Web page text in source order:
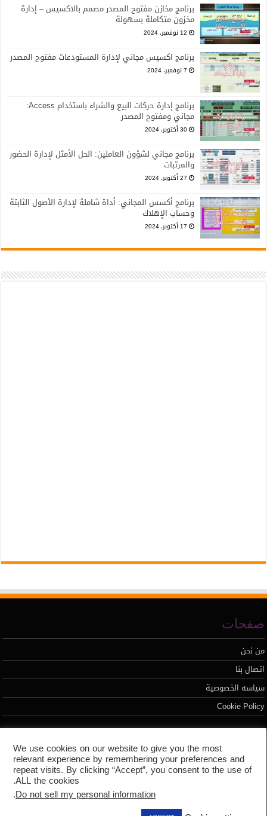
برنامج مخازن مفتوح المصدر مصمم بالاكسيس – إدارة
مخزون متكاملة بسهولة
12 نوفمبر، 2024
برنامج اكسيس مجاني لإدارة المستودعات مفتوح المصدر
7 نوفمبر، 2024
برنامج إدارة حركات البيع والشراء باستخدام Access:
مجاني ومفتوح المصدر
30 أكتوبر، 2024
برنامج مجاني لشؤون العاملين: الحل الأمثل لإدارة الحضور
والمرتبات
27 أكتوبر، 2024
برنامج أكسس المجاني: أداة شاملة لإدارة الأصول الثابتة
وحساب الإهلاك
17 أكتوبر، 2024
صفحات
من نحن
اتصال بنا
سياسه الخصوصية
Cookie Policy
تطوير محمد السيد
We use cookies on our website to give you the most
relevant experience by remembering your preferences and
repeat visits. By clicking “Accept”, you consent to the use of
ALL the cookies.
Do not sell my personal information
.